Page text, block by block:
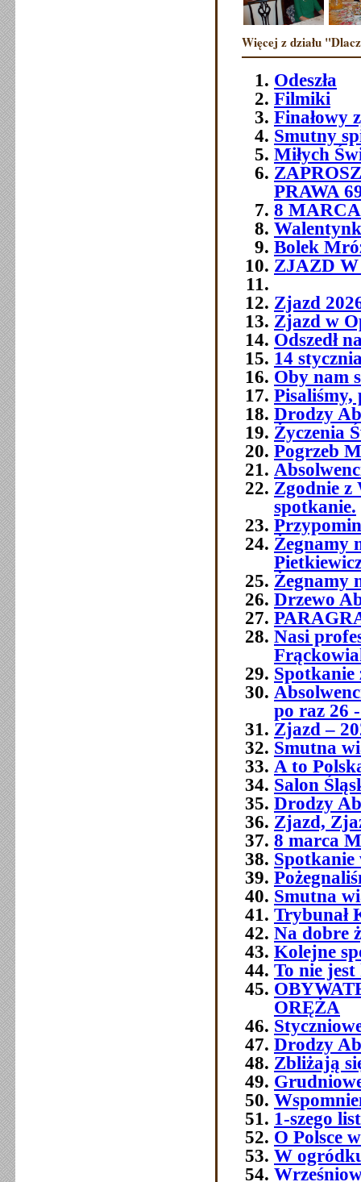
Więcej z działu
Odeszła
Filmiki
Finałowy
Smutny
Miłych
PRAWA
8
Bolek
ZJAZD W
Zjazd
Zjazd w
Odszedł
14
Oby nam
Pisaliśmy,
Drodzy
Życzenia
Pogrzeb
Zgodnie z
spotkanie.
Żegnamy
Żegnamy
Drzewo
Nasi
Spotkanie
po raz 26
Zjazd –
Smutna
A to
Salon
Drodzy
Zjazd,
8 marca
Spotkanie
Smutna
Trybunał
Na dobre
Kolejne
To nie
ORĘŻA
Drodzy
Zbliżają
1-szego
O Polsce
W